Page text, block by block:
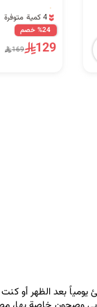
25 مشاهدة مؤخراً
4 كمية متوفرة
25 مشاهدة مؤخراً
%24 خصم
129
169
يومياً بعد الظهر أو